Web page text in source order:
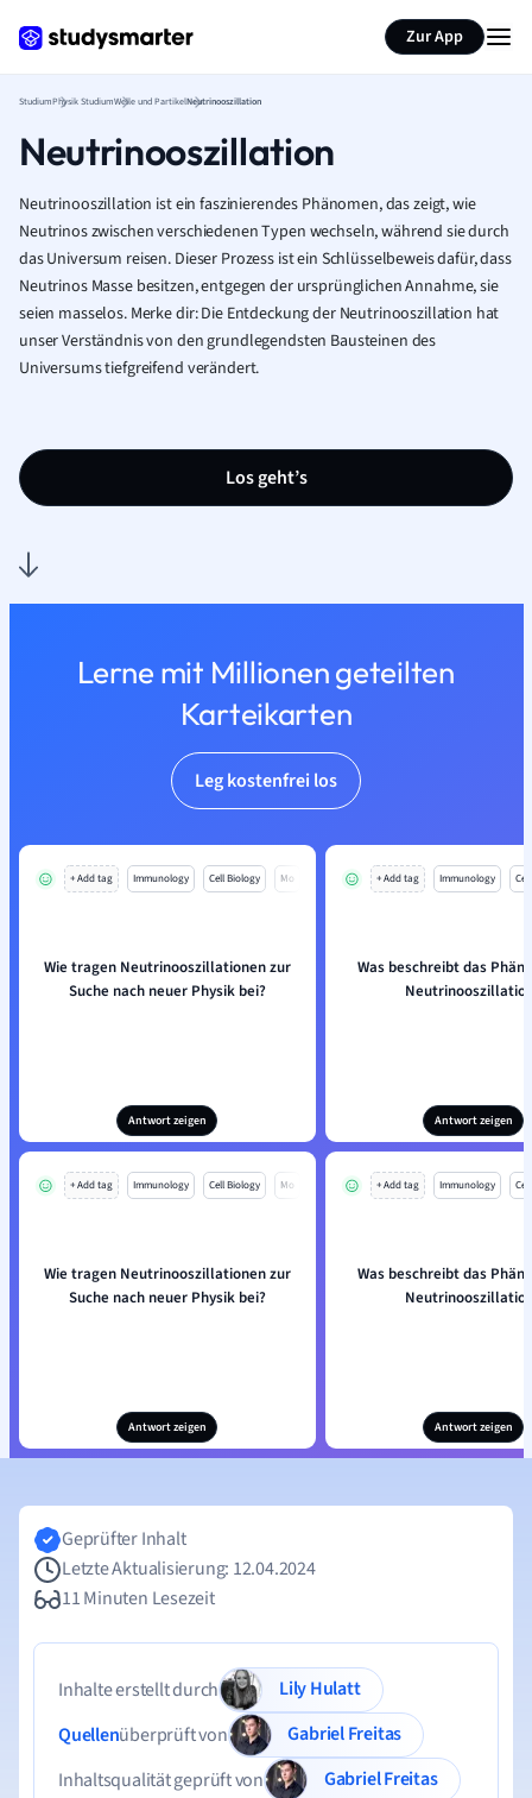
Zur App
StudiumPhysik StudiumWelle und PartikelNeutrinooszillation
Neutrinooszillation
Neutrinooszillation ist ein faszinierendes Phänomen, das zeigt, wie
Neutrinos zwischen verschiedenen Typen wechseln, während sie durch
das Universum reisen. Dieser Prozess ist ein Schlüsselbeweis dafür, dass
Neutrinos Masse besitzen, entgegen der ursprünglichen Annahme, sie
seien masselos. Merke dir: Die Entdeckung der Neutrinooszillation hat
unser Verständnis von den grundlegendsten Bausteinen des
Universums tiefgreifend verändert.
Los geht’s
Lerne mit Millionen geteilten
Karteikarten
Leg kostenfrei los
+ Add tag Immunology Cell Biology Mo
Wie tragen Neutrinooszillationen zur
Suche nach neuer Physik bei?
Antwort zeigen
+ Add tag Immunology
Was beschreibt das
Antwort zeigen
+ Add tag Immunology Cell Biology Mo
Wie tragen Neutrinooszillationen zur
Suche nach neuer Physik bei?
Antwort zeigen
+ Add tag Immunology
Was beschreibt das
Antwort zeigen
Geprüfter Inhalt
Letzte Aktualisierung: 12.04.2024
11 Minuten Lesezeit
Inhalte erstellt durch
Lily Hulatt
Quellenüberprüft von
Gabriel Freitas
Inhaltsqualität geprüft von
Gabriel Freitas